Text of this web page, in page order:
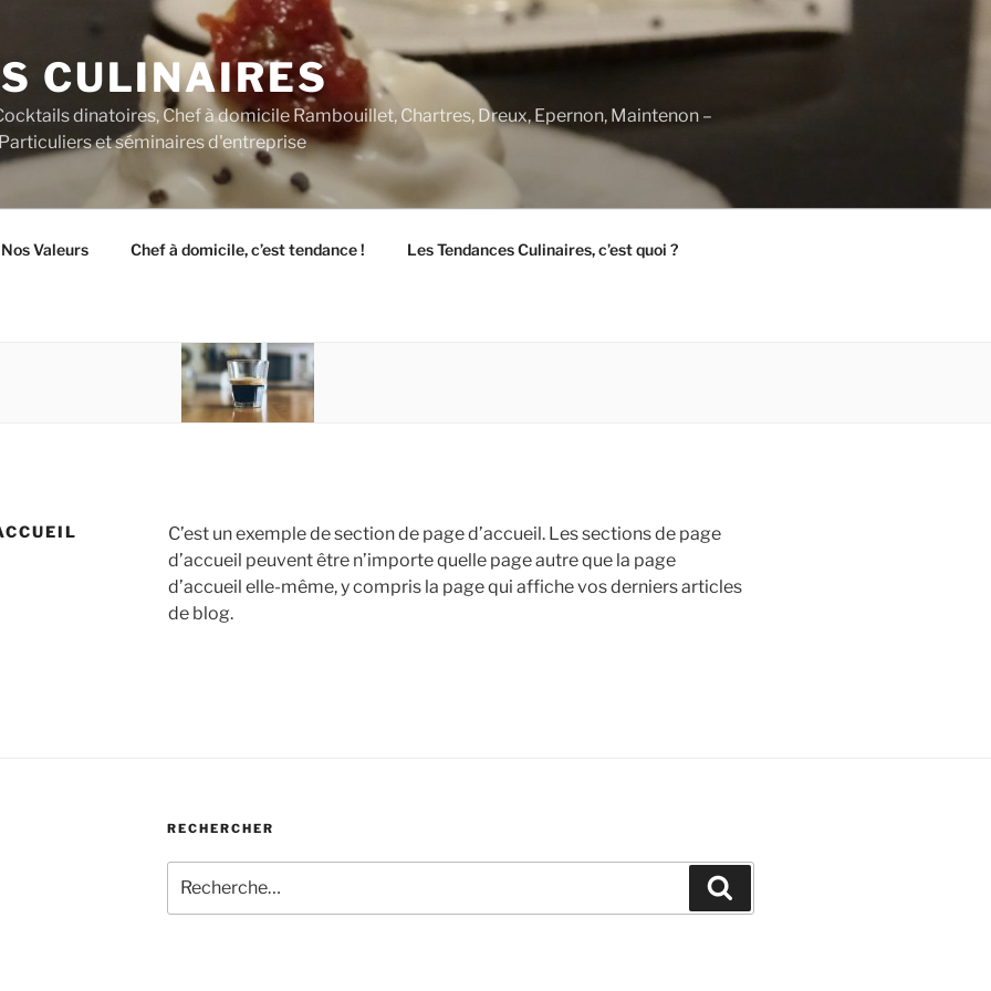
CULINAIRES
dinatoires, Chef à domicile Rambouillet, Chartres, Dreux, Epernon, Maintenon –
et séminaires d'entreprise
Nos Valeurs Chef à domicile, c’est tendance ! Les Tendances Culinaires, c’est quoi ?
C’est un exemple de section de page d’accueil. Les sections de page
d’accueil peuvent être n’importe quelle page autre que la page
d’accueil elle-même, y compris la page qui affiche vos derniers articles
de blog.
RECHERCHER
pour
: